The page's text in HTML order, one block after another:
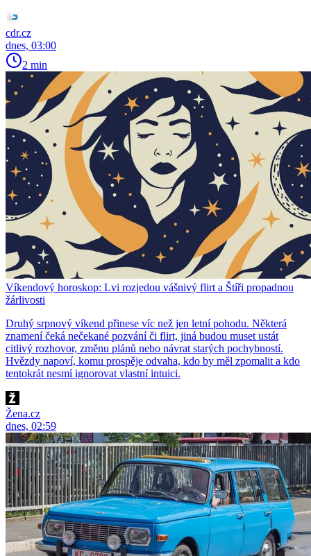
cdr.cz
dnes, 03:00
2 min
Víkendový horoskop: Lvi rozjedou vášnivý flirt a Štíři propadnou
žárlivosti
Druhý srpnový víkend přinese víc než jen letní pohodu. Některá
znamení čeká nečekané pozvání či flirt, jiná budou muset ustát
citlivý rozhovor, změnu plánů nebo návrat starých pochybností.
Hvězdy napoví, komu prospěje odvaha, kdo by měl zpomalit a kdo
tentokrát nesmí ignorovat vlastní intuici.
Žena.cz
dnes, 02:59